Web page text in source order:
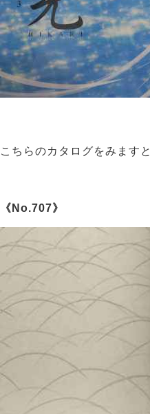
こちらのカタログをみますと
《No.707》